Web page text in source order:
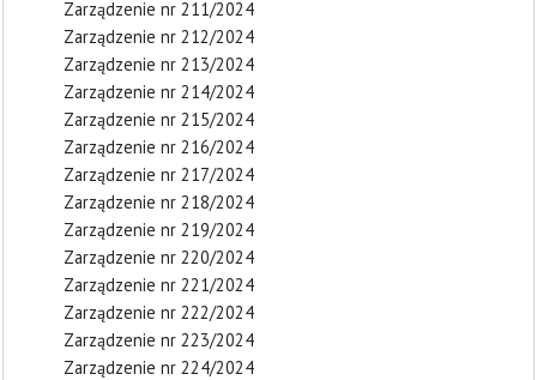
Zarządzenie nr 211/2024
Zarządzenie nr 212/2024
Zarządzenie nr 213/2024
Zarządzenie nr 214/2024
Zarządzenie nr 215/2024
Zarządzenie nr 216/2024
Zarządzenie nr 217/2024
Zarządzenie nr 218/2024
Zarządzenie nr 219/2024
Zarządzenie nr 220/2024
Zarządzenie nr 221/2024
Zarządzenie nr 222/2024
Zarządzenie nr 223/2024
Zarządzenie nr 224/2024